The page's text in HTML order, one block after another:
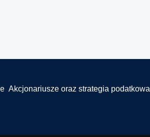
Akcjonariusze oraz strategia podatkowa